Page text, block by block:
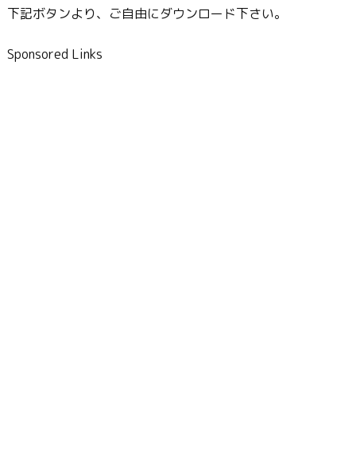
下記ボタンより、ご自由にダウンロード下さい。
Sponsored Links